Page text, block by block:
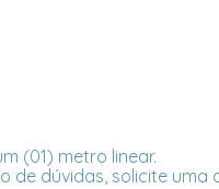
(01) metro linear.
de dúvidas, solicite uma